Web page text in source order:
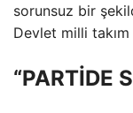
sorunsuz bir
Devlet milli
“PARTİDE